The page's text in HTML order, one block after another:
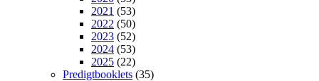
2021 (53)
2022 (50)
2023 (52)
2024 (53)
2025 (22)
Predigtbooklets (35)